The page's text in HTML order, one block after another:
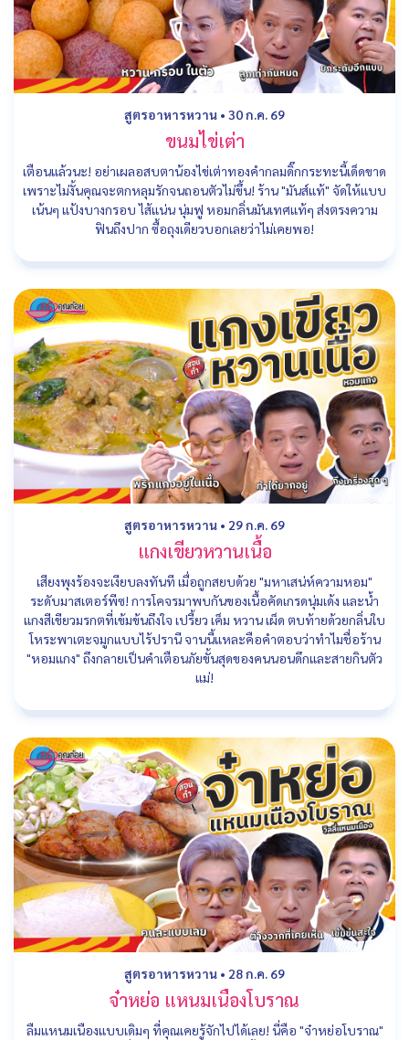
สูตรอาหารหวาน • 30 ก.ค. 69
ขนมไข่เต่า
เตือนแล้วนะ! อย่าเผลอสบตาน้องไข่เต่าทองคำกลมดิ๊กกระทะนี้เด็ดขาด
เพราะไม่งั้นคุณจะตกหลุมรักจนถอนตัวไม่ขึ้น! ร้าน "มันส์แท้" จัดให้แบบ
เน้นๆ แป้งบางกรอบ ไส้แน่น นุ่มฟู หอมกลิ่นมันเทศแท้ๆ ส่งตรงความ
ฟินถึงปาก ซื้อถุงเดียวบอกเลยว่าไม่เคยพอ!
สูตรอาหารหวาน • 29 ก.ค. 69
แกงเขียวหวานเนื้อ
เสียงพุงร้องจะเงียบลงทันที เมื่อถูกสยบด้วย "มหาเสน่ห์ความหอม"
ระดับมาสเตอร์พีซ! การโคจรมาพบกันของเนื้อคัดเกรดนุ่มเด้ง และน้ำ
แกงสีเขียวมรกตที่เข้มข้นถึงใจ เปรี้ยว เค็ม หวาน เผ็ด ตบท้ายด้วยกลิ่นใบ
โหระพาเตะจมูกแบบไร้ปรานี จานนี้แหละคือคำตอบว่าทำไมชื่อร้าน
"หอมแกง" ถึงกลายเป็นคำเตือนภัยขั้นสุดของคนนอนดึกและสายกินตัว
แม่!
สูตรอาหารหวาน • 28 ก.ค. 69
จ๋าหย่อ แหนมเนืองโบราณ
ลืมแหนมเนืองแบบเดิมๆ ที่คุณเคยรู้จักไปได้เลย! นี่คือ "จ๋าหย่อโบราณ"